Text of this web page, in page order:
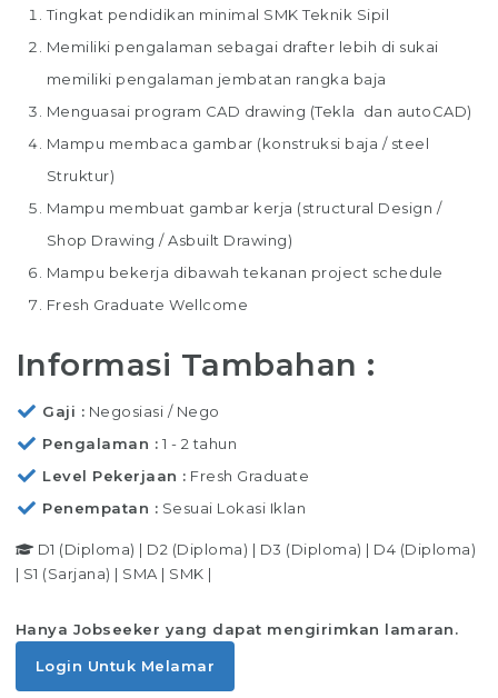
Tingkat pendidikan minimal SMK Teknik Sipil
Memiliki pengalaman sebagai drafter lebih di sukai
memiliki pengalaman jembatan rangka baja
Menguasai program CAD drawing (Tekla dan autoCAD)
Mampu membaca gambar (konstruksi baja / steel
Struktur)
Mampu membuat gambar kerja (structural Design /
Shop Drawing / Asbuilt Drawing)
Mampu bekerja dibawah tekanan project schedule
Fresh Graduate Wellcome
Informasi Tambahan :
Gaji
Negosiasi / Nego
Pengalaman
1 - 2 tahun
Level Pekerjaan
Fresh Graduate
Penempatan
Sesuai Lokasi Iklan
D1 (Diploma) | D2 (Diploma) | D3 (Diploma) | D4 (Diploma)
| S1 (Sarjana) | SMA | SMK |
Hanya Jobseeker yang dapat mengirimkan lamaran.
Login Untuk Melamar